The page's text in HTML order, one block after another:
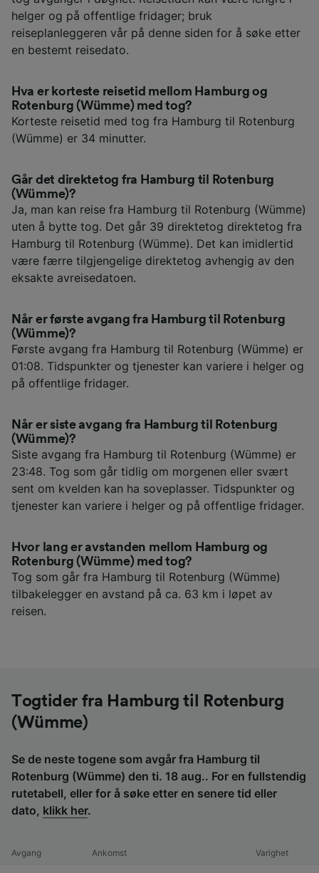
helger og på offentlige fridager; bruk
reiseplanleggeren vår på denne siden for å søke etter
en bestemt reisedato.
Hva er korteste reisetid mellom Hamburg og
Rotenburg (Wümme) med tog?
Korteste reisetid med tog fra Hamburg til Rotenburg
(Wümme) er 34 minutter.
Går det direktetog fra Hamburg til Rotenburg
(Wümme)?
Ja, man kan reise fra Hamburg til Rotenburg (Wümme)
uten å bytte tog. Det går 39 direktetog direktetog fra
Hamburg til Rotenburg (Wümme). Det kan imidlertid
være færre tilgjengelige direktetog avhengig av den
eksakte avreisedatoen.
Når er første avgang fra Hamburg til Rotenburg
(Wümme)?
Første avgang fra Hamburg til Rotenburg (Wümme) er
01:08. Tidspunkter og tjenester kan variere i helger og
på offentlige fridager.
Når er siste avgang fra Hamburg til Rotenburg
(Wümme)?
Siste avgang fra Hamburg til Rotenburg (Wümme) er
23:48. Tog som går tidlig om morgenen eller svært
sent om kvelden kan ha soveplasser. Tidspunkter og
tjenester kan variere i helger og på offentlige fridager.
Hvor lang er avstanden mellom Hamburg og
Rotenburg (Wümme) med tog?
Tog som går fra Hamburg til Rotenburg (Wümme)
tilbakelegger en avstand på ca. 63 km i løpet av
reisen.
Togtider fra Hamburg til Rotenburg
(Wümme)
Se de neste togene som avgår fra Hamburg til
Rotenburg (Wümme) den ti. 18 aug.. For en fullstendig
rutetabell, eller for å søke etter en senere tid eller
dato, klikk her.
Avgang Ankomst Varighet